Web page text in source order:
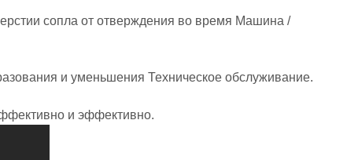
сопла от отверждения во время Машина /
и уменьшения Техническое обслуживание.
и эффективно.